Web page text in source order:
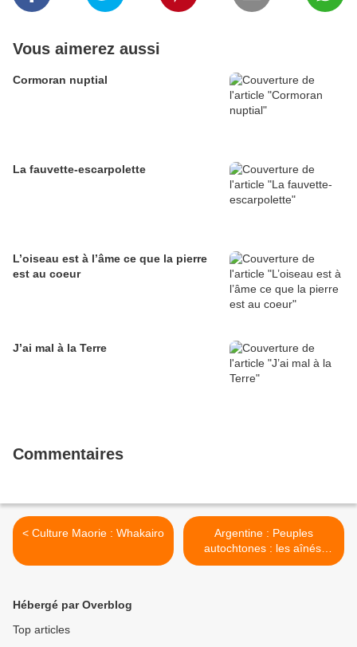
Vous aimerez aussi
Cormoran nuptial
La fauvette-escarpolette
L’oiseau est à l’âme ce que la pierre
est au coeur
J’ai mal à la Terre
Commentaires
< Culture Maorie : Whakairo
Argentine : Peuples
autochtones : les aînés,
source de sagesse et de
Hébergé par Overblog
Top articles